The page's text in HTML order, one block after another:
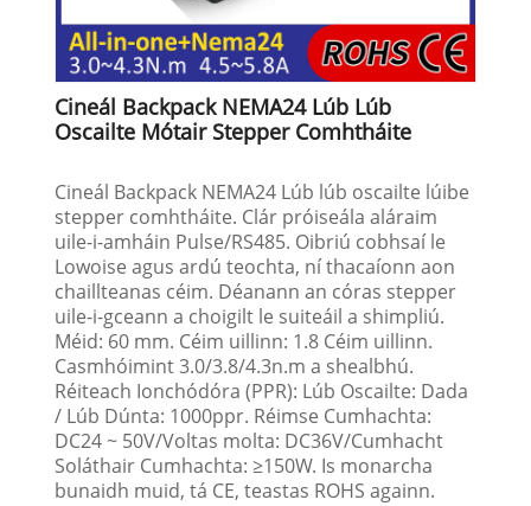
Cineál Backpack NEMA24 Lúb Lúb
Oscailte Mótair Stepper Comhtháite
Cineál Backpack NEMA24 Lúb lúb oscailte lúibe
stepper comhtháite. Clár próiseála aláraim
uile-i-amháin Pulse/RS485. Oibriú cobhsaí le
Lowoise agus ardú teochta, ní thacaíonn aon
chaillteanas céim. Déanann an córas stepper
uile-i-gceann a choigilt le suiteáil a shimpliú.
Méid: 60 mm. Céim uillinn: 1.8 Céim uillinn.
Casmhóimint 3.0/3.8/4.3n.m a shealbhú.
Réiteach Ionchódóra (PPR): Lúb Oscailte: Dada
/ Lúb Dúnta: 1000ppr. Réimse Cumhachta:
DC24 ~ 50V/Voltas molta: DC36V/Cumhacht
Soláthair Cumhachta: ≥150W. Is monarcha
bunaidh muid, tá CE, teastas ROHS againn.